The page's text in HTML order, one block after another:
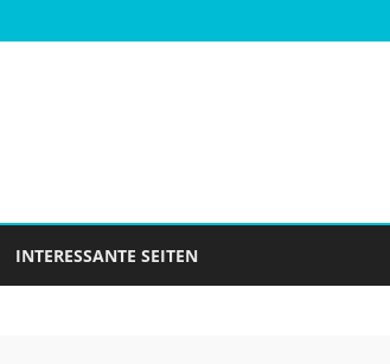
to
INTERESSANTE SEITEN